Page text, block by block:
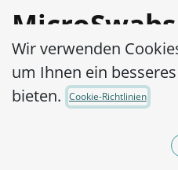
abaetetuba
35640™
exkl.
Wir verwenden
um Ihnen ein
bieten.
Cookie-Richtlinien